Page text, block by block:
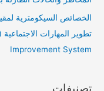
الخصائص السيكومترية
Improvement System
تصنيفات